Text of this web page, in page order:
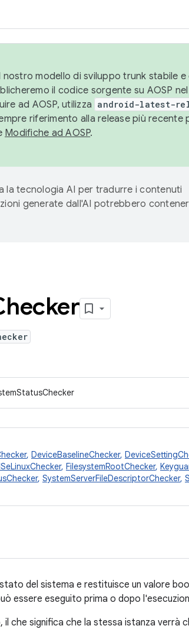
modello di sviluppo trunk stabile
il codice sorgente su AOSP
ad AOSP, utilizza android-latest-
riferimento alla release più recente
Modifiche ad AOSP.
la tecnologia AI per tradurre i contenuti
generate dall'AI potrebbero
, DeviceBaselineChecker,
, FilesystemRootChecker,
, SystemServerFileDescriptorChecker,
del sistema e restituisce un valore
essere eseguito prima o dopo
che significa che la stessa istanza verrà